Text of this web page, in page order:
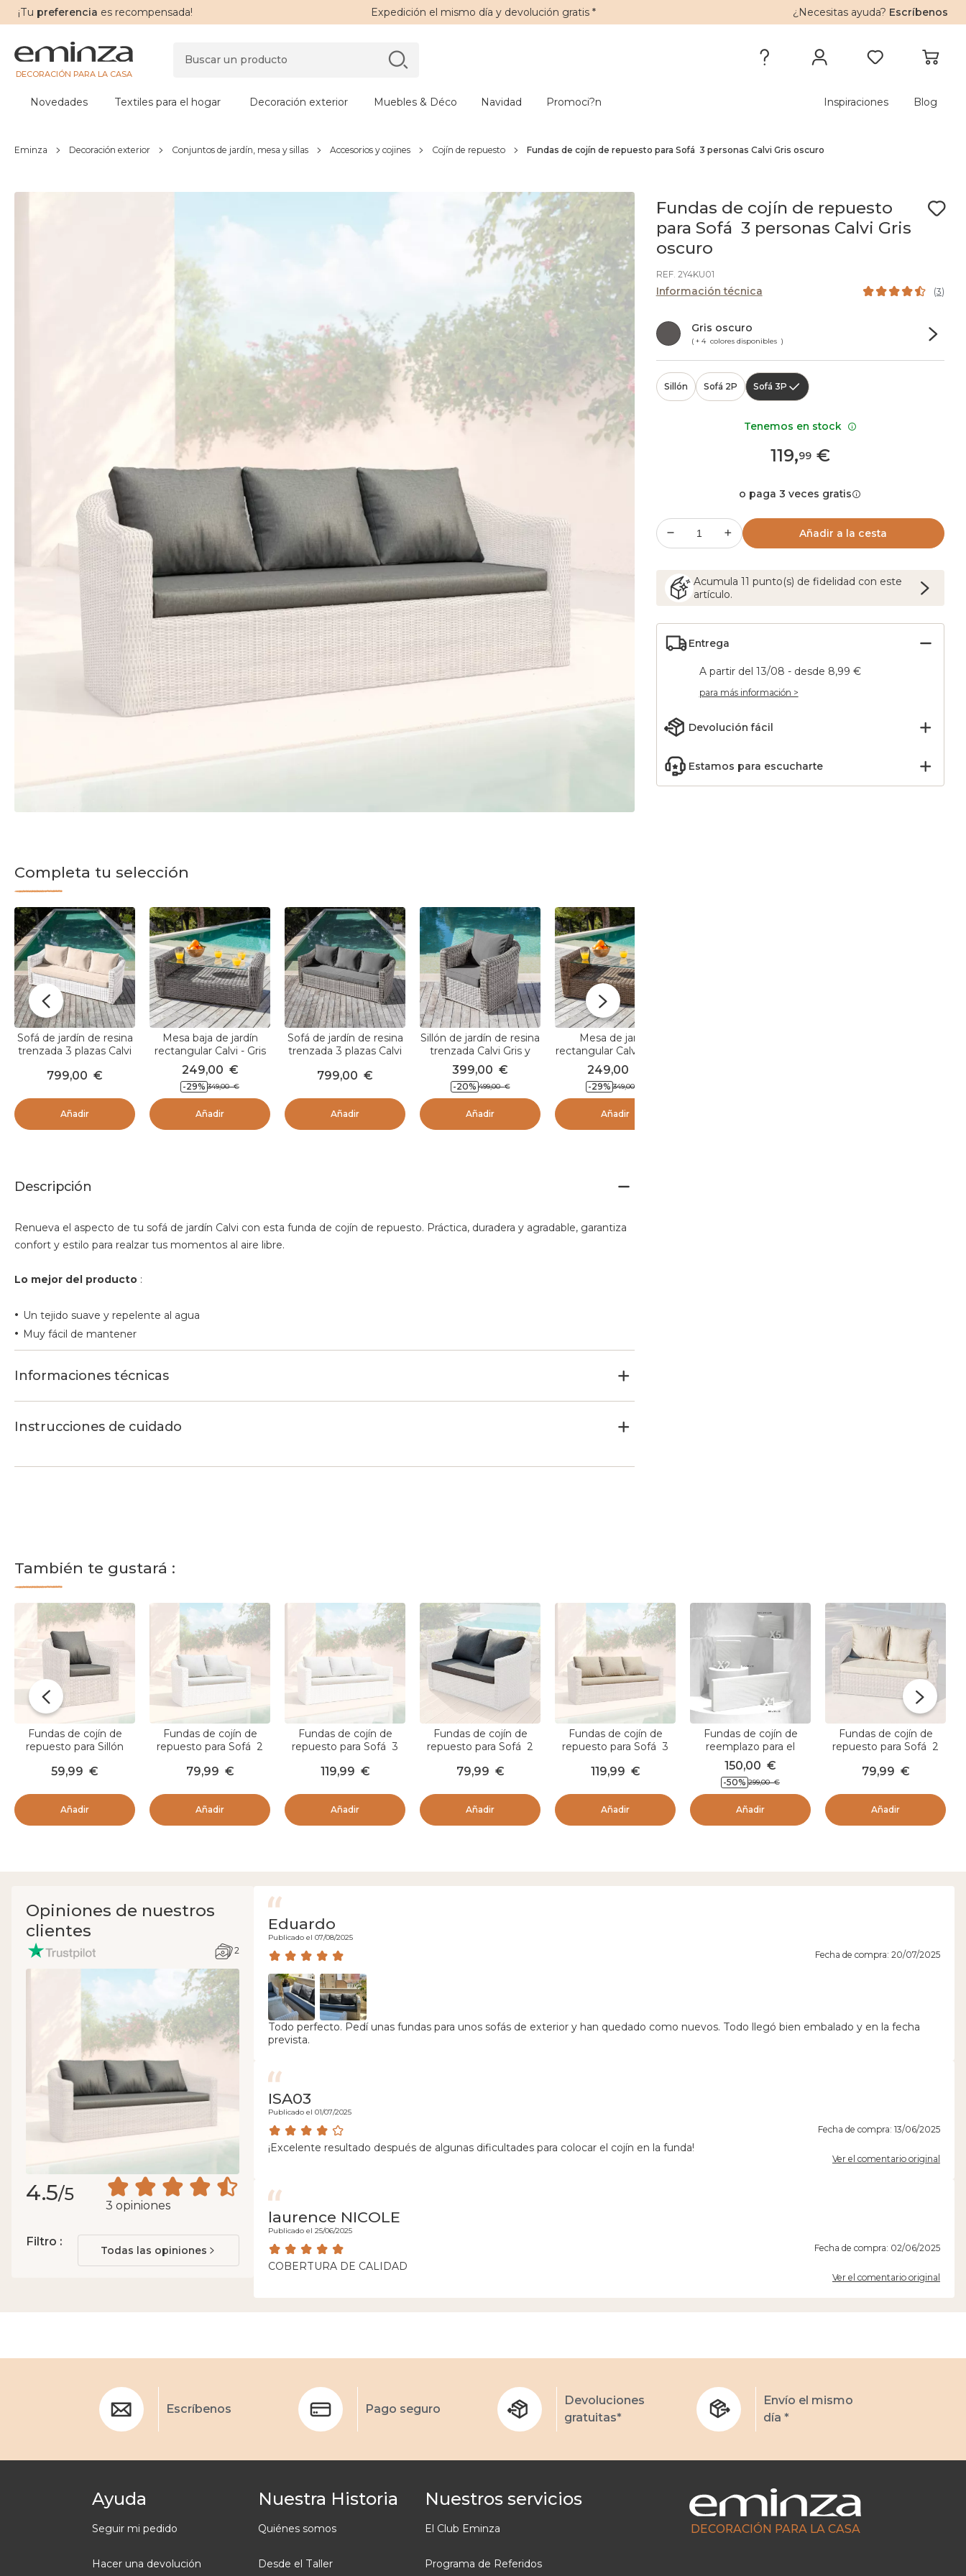
¡Tu preferencia es recompensada! Expedición el mismo día y devolución gratis* ¿Necesitas ayuda? Escríbenos
DECORACIÓN PARA LA CASA
Novedades Textiles para el hogar Decoración exterior Muebles & Déco Navidad Promoci?n Inspiraciones Blog
Eminza Decoración exterior Conjuntos de jardín, mesa y sillas Accesorios y cojines Cojín de repuesto Fundas de cojín de repuesto para Sofá 3 personas Calvi Gris oscuro
Fundas de cojín de repuesto
para Sofá 3 personas Calvi Gris
oscuro
REF. 2Y4KU01
Información técnica (3)
Gris oscuro
( + 4 colores disponibles )
Sillón Sofá 2P Sofá 3P
119,99€
o paga 3 veces gratis
Añadir a la cesta
Acumula 11 punto(s) de fidelidad con este
artículo.
Entrega
A partir del 13/08 - desde 8,99 €
para más información >
Devolución fácil
Estamos para escucharte
Completa tu selección
Sofá de jardín de resina
trenzada 3 plazas Calvi
799,00 €
Añadir
Mesa baja de jardín
rectangular Calvi - Gris
249,00 €
-29% 349,00 €
Añadir
Sofá de jardín de resina
trenzada 3 plazas Calvi
799,00 €
Añadir
Sillón de jardín de resina
trenzada Calvi Gris y
gris oscuro
399,00 €
-20% 499,00 €
Añadir
Mesa de jardín
rectangular Calvi - Sepia
249,00
-29% 349,00
Añadir
Descripción
Renueva el aspecto de tu sofá de jardín Calvi con esta funda de cojín de repuesto. Práctica, duradera y agradable, garantiza
confort y estilo para realzar tus momentos al aire libre.
Lo mejor del producto :
• Un tejido suave y repelente al agua
• Muy fácil de mantener
Informaciones técnicas
Instrucciones de cuidado
También te gustará :
Fundas de cojín de
repuesto para Sillón
59,99 €
Añadir
Fundas de cojín de
repuesto para Sofá 2
79,99 €
Añadir
Fundas de cojín de
repuesto para Sofá 3
119,99 €
Añadir
Fundas de cojín de
repuesto para Sofá 2
oscuro
79,99 €
Añadir
Fundas de cojín de
repuesto para Sofá 3
119,99 €
Añadir
Fundas de cojín de
reemplazo para el
conjunto de jardín Calvi
5 personas - Blanco
150,00 €
-50% 299,00 €
Añadir
Fundas de cojín de
repuesto para Sofá 2
79,99 €
Añadir
Opiniones de nuestros
clientes
2
4.5/5
3 opiniones
Filtro :
Todas las opiniones
Eduardo
Publicado el 07/08/2025
Fecha de compra: 20/07/2025
Todo perfecto. Pedí unas fundas para unos sofás de exterior y han quedado como nuevos. Todo llegó bien embalado y en la fecha
prevista.
ISA03
Publicado el 01/07/2025
Fecha de compra: 13/06/2025
¡Excelente resultado después de algunas dificultades para colocar el cojín en la funda!
Ver el comentario original
laurence NICOLE
Publicado el 25/06/2025
Fecha de compra: 02/06/2025
COBERTURA DE CALIDAD
Ver el comentario original
Escríbenos Pago seguro
Devoluciones
gratuitas*
Envío el mismo
día *
Ayuda
Seguir mi pedido
Hacer una devolución
Nuestra Historia
Quiénes somos
Desde el Taller
Nuestros servicios
El Club Eminza
Programa de Referidos
DECORACIÓN PARA LA CASA